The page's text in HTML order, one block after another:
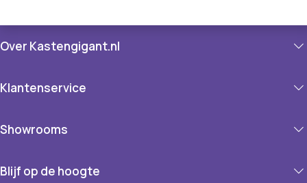
Over Kastengigant.nl
Klantenservice
Showrooms
Blijf op de hoogte